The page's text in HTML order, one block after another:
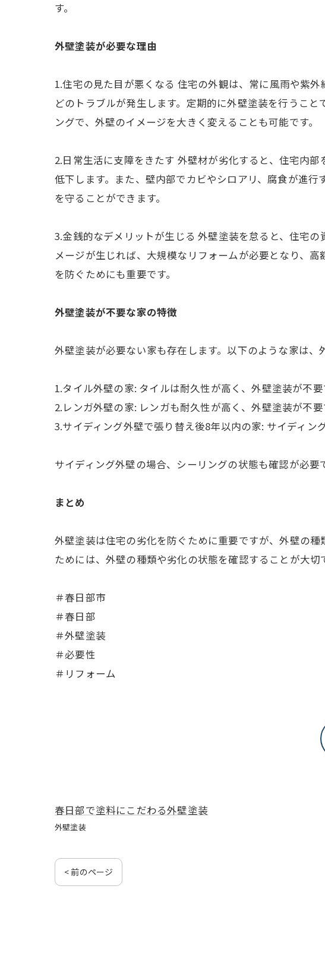
す。
外壁塗装が必要な理由
1.住宅の見た目が悪くなる 住宅の外観は、常に風雨や紫
どのトラブルが発生します。定期的に外壁塗装を行うこ
ングで、外壁のイメージを大きく変えることも可能です。
2.日常生活に支障をきたす 外壁材が劣化すると、住宅内
低下します。また、壁内部でカビやシロアリ、腐食が進
を守ることができます。
3.金銭的なデメリットが生じる 外壁塗装を怠ると、住宅
メージが生じれば、大規模なリフォームが必要となり、
を防ぐためにも重要です。
外壁塗装が不要な家の特徴
外壁塗装が必要ない家も存在します。以下のような家は、
1.タイル外壁の家: タイルは耐久性が高く、外壁塗装が不要
2.レンガ外壁の家: レンガも耐久性が高く、外壁塗装が不要
3.サイディング外壁で張り替え後8年以内の家: サイディン
サイディング外壁の場合、シーリングの状態も確認が必
まとめ
外壁塗装は住宅の劣化を防ぐために重要ですが、外壁の
ためには、外壁の種類や劣化の状態を確認することが大
＃春日部市
＃春日部
＃外壁塗装
＃必要性
＃リフォーム
春日部で塗料にこだわる外壁塗装
外壁塗装
< 前のページ